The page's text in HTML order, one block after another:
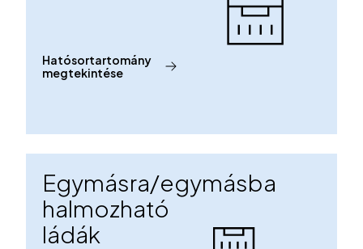
Hatósortartomány
megtekintése
Egymásra/egymásba
halmozható
ládák